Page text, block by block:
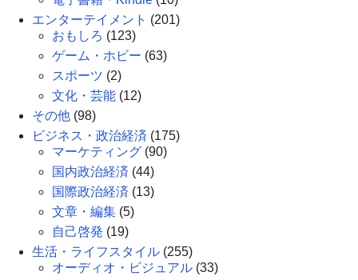
エンターテイメント (201)
おもしろ (123)
ゲーム・ホビー (63)
スポーツ (2)
文化・芸能 (12)
その他 (98)
ビジネス・政治経済 (175)
マーケティング (90)
国内政治経済 (44)
国際政治経済 (13)
文章・編集 (5)
自己啓発 (19)
生活・ライフスタイル (255)
オーディオ・ビジュアル (33)